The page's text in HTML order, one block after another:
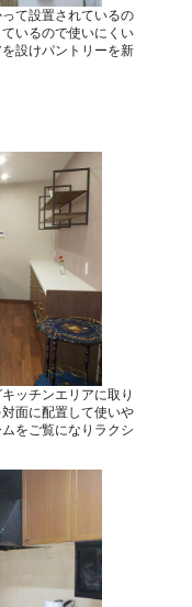
て設置されているの
いるので使いにくい
設けパントリーを新
ッチンエリアに取り
面に配置して使いや
をご覧になりラクシ